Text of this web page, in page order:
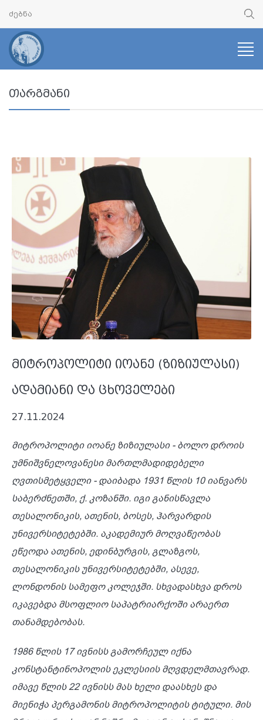
თარგმანი
მიტროპოლიტი იოანე (ზიზიულასი)
ადამიანი და ცხოველები
27.11.2024
მიტროპოლიტი იოანე ზიზიულასი - ბოლო დროის
უმნიშვნელოვანესი მართლმადიდებელი
ღვთისმეტყველი - დაიბადა 1931 წლის 10 იანვარს
საბერძნეთში, ქ. კოზანში. იგი განისწავლა
თესალონიკის, ათენის, ბოსეს, ჰარვარდის
უნივერსიტეტებში. აკადემიურ მოღვაწეობას
ეწეოდა ათენის, ედინბურგის, გლაზგოს,
თესალონიკის უნივერსიტეტებში, ასევე,
ლონდონის სამეფო კოლეჯში. სხვადასხვა დროს
იკავებდა მსოფლიო საპატრიარქოში არაერთ
თანამდებობას.
1986 წლის 17 ივნისს გამორჩეულ იქნა
კონსტანტინოპოლის ეკლესიის მღვდელმთავრად.
იმავე წლის 22 ივნისს მას ხელი დაასხეს და
მიენიჭა პერგამონის მიტროპოლიტის ტიტული. მის